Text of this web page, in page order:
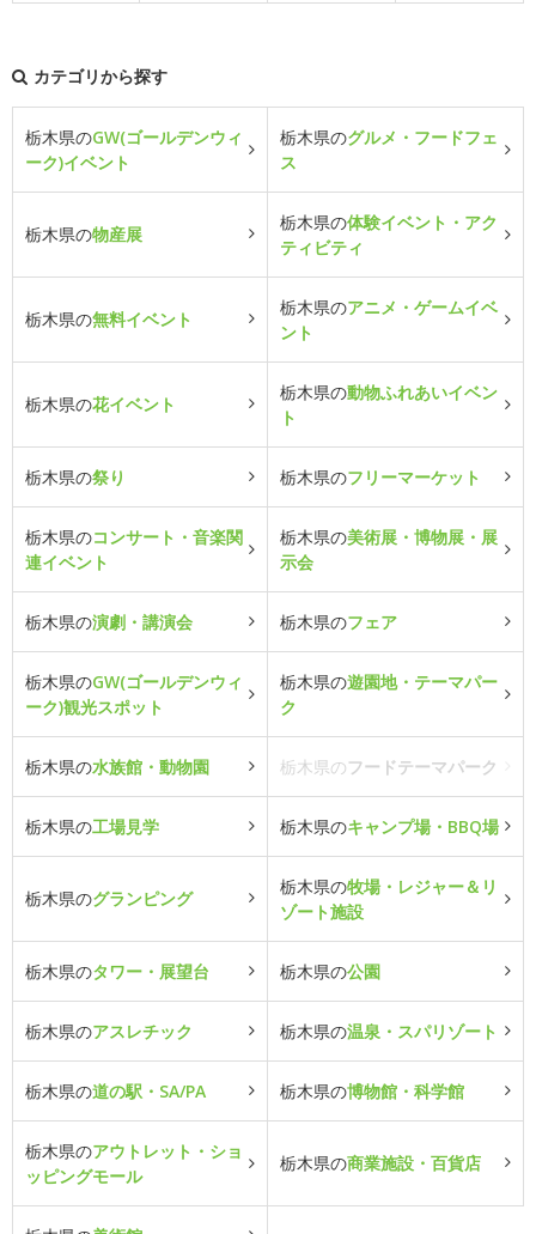
カテゴリから探す
栃木県のGW(ゴールデンウィ
ーク)イベント
栃木県のグルメ・フードフェ
ス
栃木県の物産展
栃木県の体験イベント・アク
ティビティ
栃木県の無料イベント
栃木県のアニメ・ゲームイベ
ント
栃木県の花イベント
栃木県の動物ふれあいイベン
ト
栃木県の祭り 栃木県のフリーマーケット
栃木県のコンサート・音楽関
連イベント
栃木県の美術展・博物展・展
示会
栃木県の演劇・講演会 栃木県のフェア
栃木県のGW(ゴールデンウィ
ーク)観光スポット
栃木県の遊園地・テーマパー
ク
栃木県の水族館・動物園 栃木県のフードテーマパーク
栃木県の工場見学 栃木県のキャンプ場・BBQ場
栃木県のグランピング
栃木県の牧場・レジャー＆リ
ゾート施設
栃木県のタワー・展望台 栃木県の公園
栃木県のアスレチック 栃木県の温泉・スパリゾート
栃木県の道の駅・SA/PA 栃木県の博物館・科学館
栃木県のアウトレット・ショ
ッピングモール
栃木県の商業施設・百貨店